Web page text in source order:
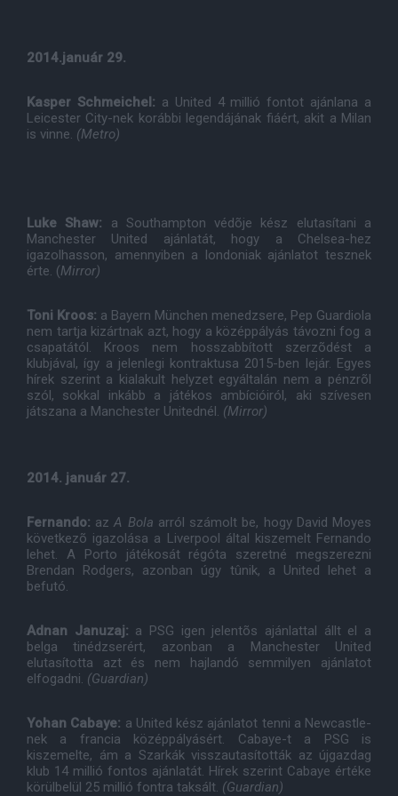
2014.január 29.
Kasper Schmeichel: a United 4 millió fontot ajánlana a
Leicester City-nek korábbi legendájának fiáért, akit a Milan
is vinne. (Metro)
Luke Shaw: a Southampton védõje kész elutasítani a
Manchester United ajánlatát, hogy a Chelsea-hez
igazolhasson, amennyiben a londoniak ajánlatot tesznek
érte. (Mirror)
Toni Kroos: a Bayern München menedzsere, Pep Guardiola
nem tartja kizártnak azt, hogy a középpályás távozni fog a
csapatától. Kroos nem hosszabbított szerzõdést a
klubjával, így a jelenlegi kontraktusa 2015-ben lejár. Egyes
hírek szerint a kialakult helyzet egyáltalán nem a pénzrõl
szól, sokkal inkább a játékos ambícióiról, aki szívesen
játszana a Manchester Unitednél. (Mirror)
2014. január 27.
Fernando: azA Bola arról számolt be, hogy David Moyes
következõ igazolása a Liverpool által kiszemelt Fernando
lehet. A Porto játékosát régóta szeretné megszerezni
Brendan Rodgers, azonban úgy tûnik, a United lehet a
befutó.
Adnan Januzaj: a PSG igen jelentõs ajánlattal állt el a
belga tinédzserért, azonban a Manchester United
elutasította azt és nem hajlandó semmilyen ajánlatot
elfogadni. (Guardian)
Yohan Cabaye: a United kész ajánlatot tenni a Newcastle-
nek a francia középpályásért. Cabaye-t a PSG is
kiszemelte, ám a Szarkák visszautasították az újgazdag
klub 14 millió fontos ajánlatát. Hírek szerint Cabaye értéke
körülbelül 25 millió fontra taksált. (Guardian)